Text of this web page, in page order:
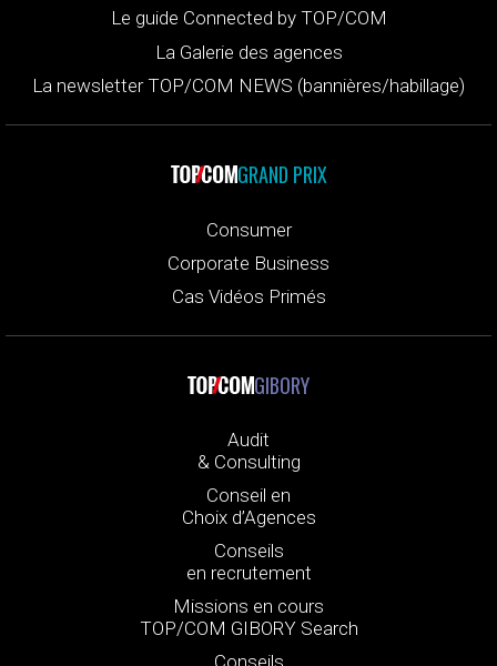
Le guide Connected by TOP/COM
La Galerie des agences
La newsletter TOP/COM NEWS (bannières/habillage)
GRAND PRIX
Consumer
Corporate Business
Cas Vidéos Primés
GIBORY
Audit
& Consulting
Conseil en
Choix d’Agences
Conseils
en recrutement
Missions en cours
TOP/COM GIBORY Search